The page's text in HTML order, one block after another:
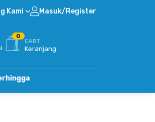
Kami Masuk/Register
0
CART
Keranjang